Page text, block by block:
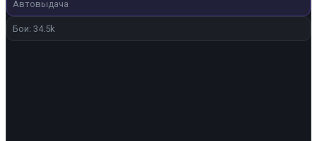
Автовыдача
Бои: 34.5k